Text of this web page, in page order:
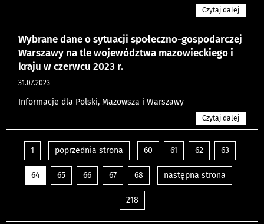
Czytaj dalej
Wybrane dane o sytuacji społeczno-gospodarczej
Warszawy na tle województwa mazowieckiego i
kraju w czerwcu 2023 r.
31.07.2023
Informacje dla Polski, Mazowsza i Warszawy
Czytaj dalej
1 poprzednia strona 60 61 62 63
64 65 66 67 68 następna strona
218